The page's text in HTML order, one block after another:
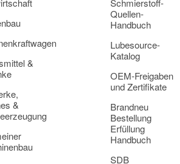
&
&
Schmierstoff-
Quellen-
Handbuch
Lubesource-
Katalog
OEM-Freigaben
und Zertifikate
Brandneu
Bestellung
Erfüllung
Handbuch
SDB